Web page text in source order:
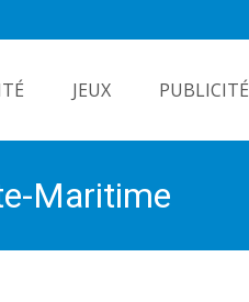
JEUX PUBLICITÉ
Maritime